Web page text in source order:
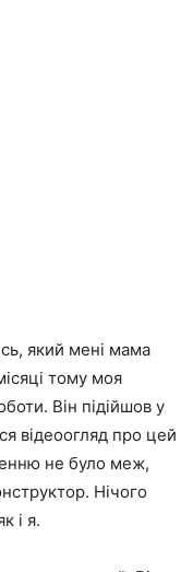
який мені мама
тому моя
Він підійшов у
відеоогляд про цей
не було меж,
Нічого
і я.